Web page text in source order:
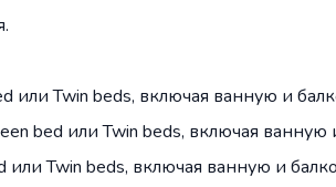
или Twin beds, включая ванную и
bed или Twin beds, включая
или Twin beds, включая ванную и